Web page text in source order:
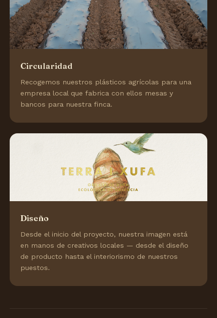
Circularidad
Recogemos nuestros plásticos agrícolas para una
empresa local que fabrica con ellos mesas y
bancos para nuestra finca.
Diseño
Desde el inicio del proyecto, nuestra imagen está
en manos de creativos locales — desde el diseño
de producto hasta el interiorismo de nuestros
puestos.